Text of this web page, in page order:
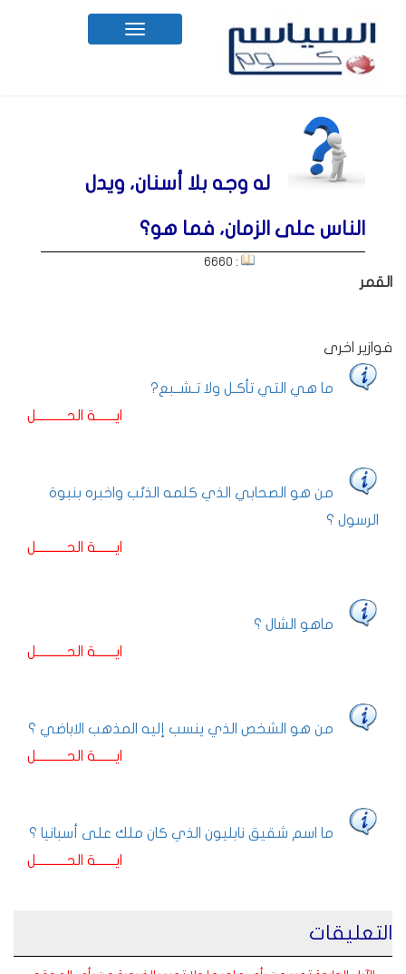
Toggle
navigation
له وجه بلا أسنان، ويدل
الناس على الزمان، فما هو؟
: 6660
القمر
فوازير اخرى
ما هي التي تأكـل ولا تـشــبع?
ايـــــــة الحـــــــــــل
من هو الصحابي الذي كلمه الذئب واخبره بنبوة
الرسول ؟
ايـــــــة الحـــــــــــل
ماهو الشال ؟
ايـــــــة الحـــــــــــل
من هو الشخص الذي ينسب إليه المذهب الاباضي ؟
ايـــــــة الحـــــــــــل
ما اسم شقيق نابليون الذي كان ملك على أسبانيا ؟
ايـــــــة الحـــــــــــل
التعليقات